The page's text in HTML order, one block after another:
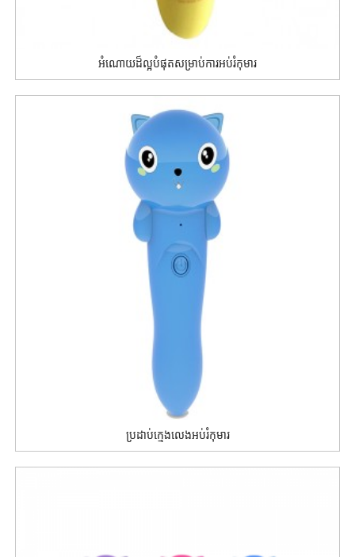
អំណោយដ៏ល្អបំផុតសម្រាប់ការអប់រំកុមារ
ប្រដាប់ក្មេងលេងអប់រំកុមារ